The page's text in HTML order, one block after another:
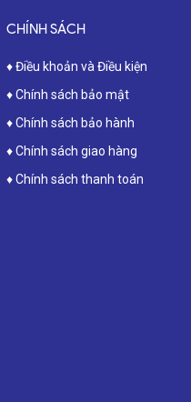
CHÍNH SÁCH
♦ Điều khoản và Điều kiện
♦ Chính sách bảo mật
♦ Chính sách bảo hành
♦ Chính sách giao hàng
♦ Chính sách thanh toán